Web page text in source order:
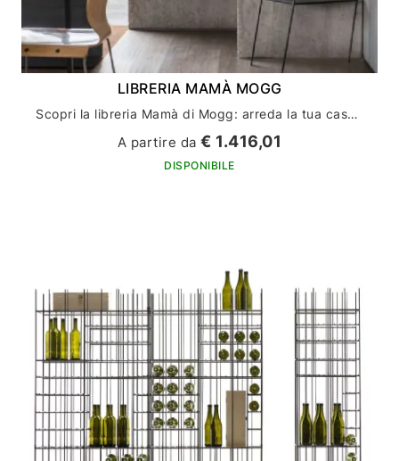
LIBRERIA MAMÀ MOGG
Scopri la libreria Mamà di Mogg: arreda la tua casa con stile ed eleganza
A partire da€ 1.416,01
DISPONIBILE